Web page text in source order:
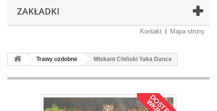
ZAKŁADKI
Kontakt Mapa strony
Trawy ozdobne MIskant Chiński Yaka Dance